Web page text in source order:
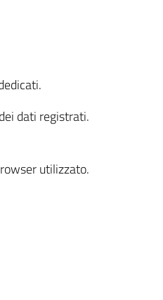
dati registrati.
utilizzato.